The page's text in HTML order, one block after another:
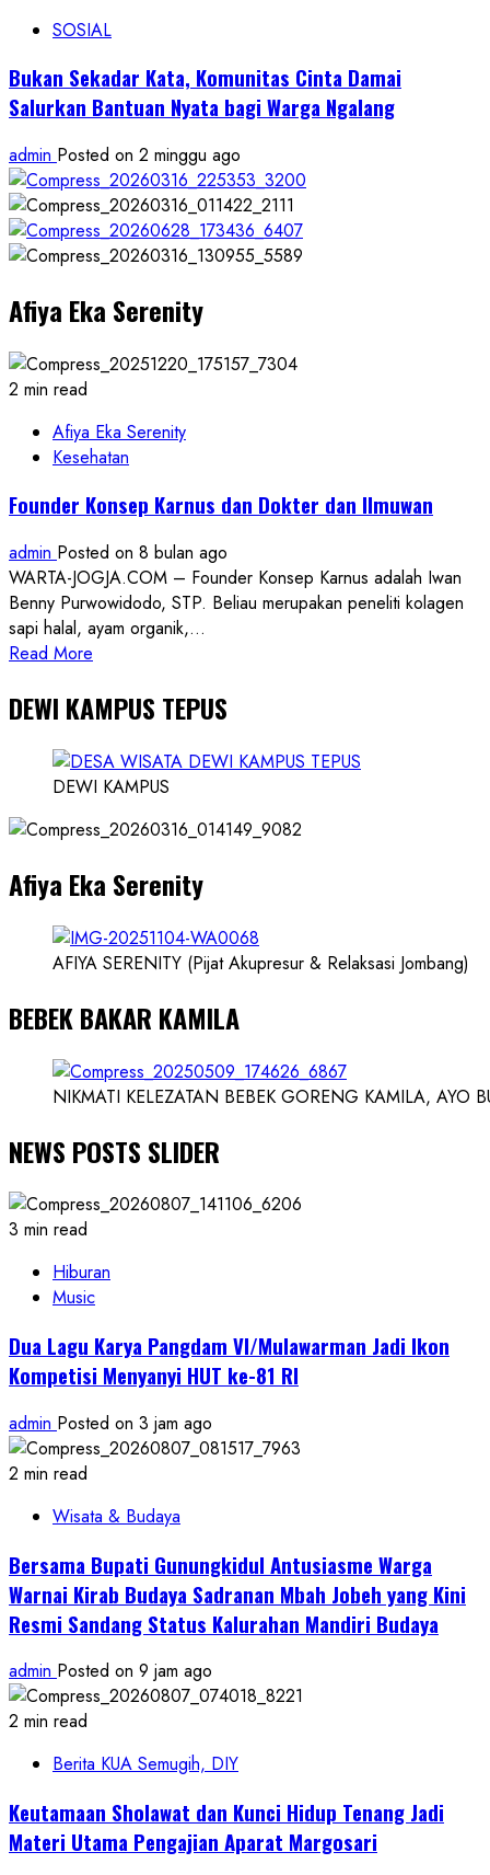
SOSIAL
Bukan Sekadar Kata, Komunitas Cinta Damai
Salurkan Bantuan Nyata bagi Warga Ngalang
admin Posted on 2 minggu ago
Afiya Eka Serenity
2 min read
Afiya Eka Serenity
Kesehatan
Founder Konsep Karnus dan Dokter dan Ilmuwan
admin Posted on 8 bulan ago
WARTA-JOGJA.COM – Founder Konsep Karnus adalah Iwan
Benny Purwowidodo, STP. Beliau merupakan peneliti kolagen
sapi halal, ayam organik,...
Read More
about
Founder
Konsep
Karnus
Dokter
Ilmuwan
DEWI KAMPUS TEPUS
DEWI KAMPUS
Afiya Eka Serenity
AFIYA SERENITY (Pijat Akupresur & Relaksasi Jombang)
BEBEK BAKAR KAMILA
NIKMATI KELEZATAN BEBEK GORENG KAMILA, AYO
NEWS POSTS SLIDER
3 min read
Hiburan
Music
Dua Lagu Karya Pangdam VI/Mulawarman Jadi Ikon
Kompetisi Menyanyi HUT ke-81 RI
admin Posted on 3 jam ago
2 min read
Wisata & Budaya
Bersama Bupati Gunungkidul Antusiasme Warga
Warnai Kirab Budaya Sadranan Mbah Jobeh yang Kini
Resmi Sandang Status Kalurahan Mandiri Budaya
admin Posted on 9 jam ago
2 min read
Berita KUA Semugih, DIY
Keutamaan Sholawat dan Kunci Hidup Tenang Jadi
Materi Utama Pengajian Aparat Margosari